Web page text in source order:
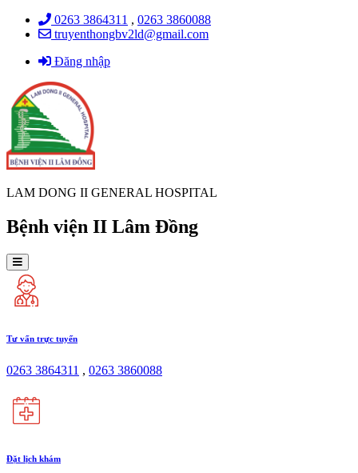
0263 3864311 , 0263 3860088
truyenthongbv2ld@gmail.com
Đăng nhập
LAM DONG II GENERAL HOSPITAL
Bệnh viện II Lâm Đồng
Tư vấn trực tuyến
0263 3864311 , 0263 3860088
Đặt lịch khám